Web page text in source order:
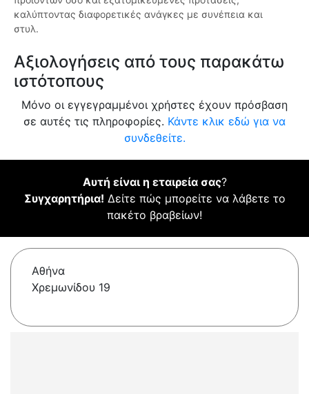
καλύπτοντας διαφορετικές ανάγκες με συνέπεια και
στυλ.
Αξιολογήσεις από τους παρακάτω
ιστότοπους
Μόνο οι εγγεγραμμένοι χρήστες έχουν πρόσβαση
σε αυτές τις πληροφορίες. Κάντε κλικ εδώ για να
συνδεθείτε.
Αυτή είναι η εταιρεία σας?
Συγχαρητήρια! Δείτε πώς μπορείτε να λάβετε το
πακέτο βραβείων!
Αθήνα
Χρεμωνίδου 19